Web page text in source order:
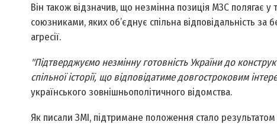
Він також відзначив, що незмінна позиція МЗС полягає
союзниками, яких об’єднує спільна відповідальність за
агресії.
"Підтверджуємо незмінну готовність України до
спільної історії, що відповідатиме довгостроковим
українського зовнішньополітичного відомства.
Як писали ЗМІ, підтримане положення стало